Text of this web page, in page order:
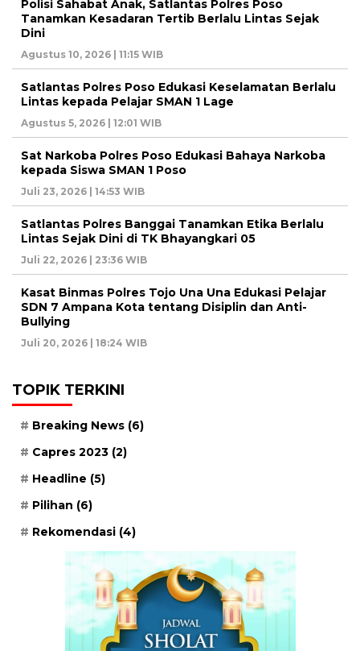
Polisi Sahabat Anak, Satlantas Polres Poso
Tanamkan Kesadaran Tertib Berlalu Lintas Sejak
Dini
Agustus 10, 2026 | 11:15 WIB
Satlantas Polres Poso Edukasi Keselamatan Berlalu
Lintas kepada Pelajar SMAN 1 Lage
Agustus 5, 2026 | 12:01 WIB
Sat Narkoba Polres Poso Edukasi Bahaya Narkoba
kepada Siswa SMAN 1 Poso
Juli 23, 2026 | 14:53 WIB
Satlantas Polres Banggai Tanamkan Etika Berlalu
Lintas Sejak Dini di TK Bhayangkari 05
Juli 22, 2026 | 23:36 WIB
Kasat Binmas Polres Tojo Una Una Edukasi Pelajar
SDN 7 Ampana Kota tentang Disiplin dan Anti-
Bullying
Juli 20, 2026 | 18:24 WIB
TOPIK TERKINI
Breaking News (6)
Capres 2023 (2)
Headline (5)
Pilihan (6)
Rekomendasi (4)